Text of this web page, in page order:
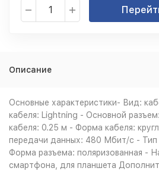
Описание
Основные характеристики- Вид:
кабеля: Lightning - Основной
кабеля: 0.25 м - Форма кабеля:
передачи данных: 480 Мбит/с - Тип
Форма разъема: поляризованная -
смартфона, для планшета